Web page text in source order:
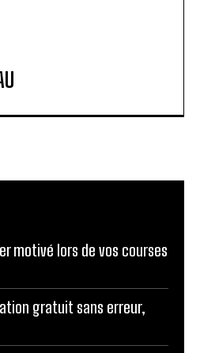
motivé lors de vos courses
gratuit sans erreur,